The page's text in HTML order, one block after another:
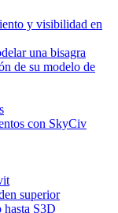
y visibilidad en
una bisagra
de su modelo de
con SkyCiv
superior
S3D